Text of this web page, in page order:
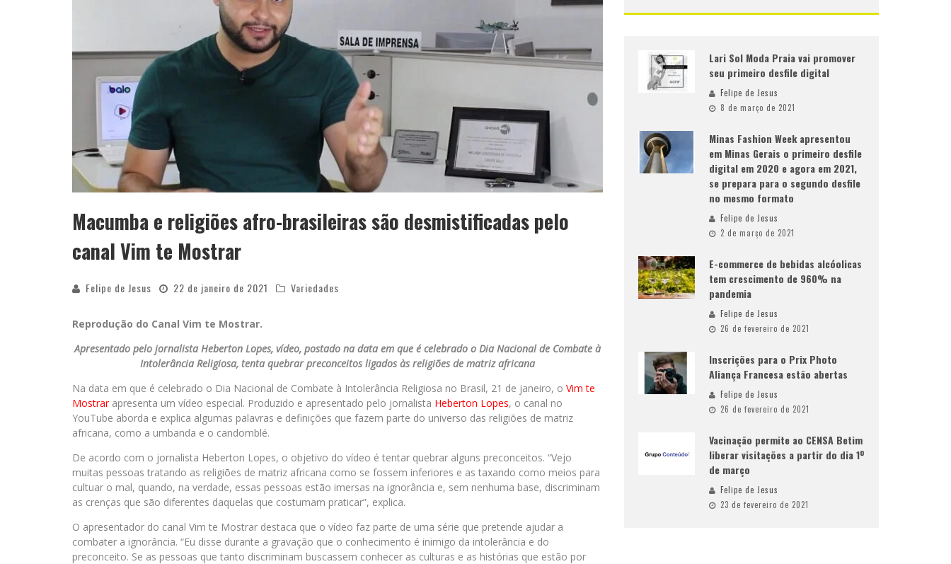
Macumba e religiões afro-brasileiras são desmistificadas pelo
canal Vim te Mostrar
Felipe de Jesus 22 de janeiro de 2021 Variedades
Reprodução do Canal Vim te Mostrar.
Apresentado pelo jornalista Heberton Lopes, vídeo, postado na data em que é celebrado o Dia Nacional de Combate à
Intolerância Religiosa, tenta quebrar preconceitos ligados às religiões de matriz africana
Na data em que é celebrado o Dia Nacional de Combate à Intolerância Religiosa no Brasil, 21 de janeiro, o Vim te
Mostrarapresenta um vídeo especial. Produzido e apresentado pelo jornalista Heberton Lopes, o canal no
YouTube aborda e explica algumas palavras e definições que fazem parte do universo das religiões de matriz
africana, como a umbanda e o candomblé.
De acordo com o jornalista Heberton Lopes, o objetivo do vídeo é tentar quebrar alguns preconceitos. “Vejo
muitas pessoas tratando as religiões de matriz africana como se fossem inferiores e as taxando como meios para
cultuar o mal, quando, na verdade, essas pessoas estão imersas na ignorância e, sem nenhuma base, discriminam
as crenças que são diferentes daquelas que costumam praticar”, explica.
O apresentador do canal Vim te Mostrar destaca que o vídeo faz parte de uma série que pretende ajudar a
combater a ignorância. “Eu disse durante a gravação que o conhecimento é inimigo da intolerância e do
preconceito. Se as pessoas que tanto discriminam buscassem conhecer as culturas e as histórias que estão por
Lari Sol Moda Praia vai promover
seu primeiro desfile digital
Felipe de Jesus
8 de março de 2021
Minas Fashion Week apresentou
em Minas Gerais o primeiro desfile
digital em 2020 e agora em 2021,
se prepara para o segundo desfile
no mesmo formato
Felipe de Jesus
2 de março de 2021
E-commerce de bebidas alcóolicas
tem crescimento de 960% na
pandemia
Felipe de Jesus
26 de fevereiro de 2021
Inscrições para o Prix Photo
Aliança Francesa estão abertas
Felipe de Jesus
26 de fevereiro de 2021
Vacinação permite ao CENSA Betim
liberar visitações a partir do dia 1º
de março
Felipe de Jesus
23 de fevereiro de 2021